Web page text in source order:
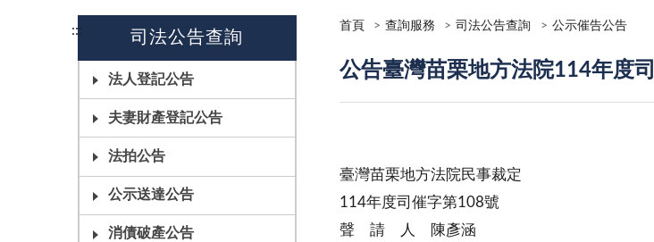
::: 司法公告查詢
法人登記公告
夫妻財產登記公告
法拍公告
公示送達公告
消債破產公告
首頁 查詢服務 司法公告查詢 公示催告公告
公告臺灣苗栗地方法院114年度
臺灣苗栗地方法院民事裁定
114年度司催字第108號
聲 請 人 陳彥涵